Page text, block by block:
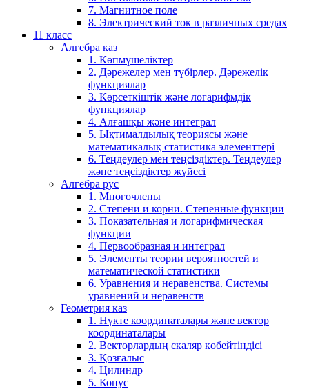
7. Магнитное поле
8. Электрический ток в различных средах
11 класс
Алгебра каз
1. Көпмүшеліктер
2. Дәрежелер мен түбірлер. Дәрежелік
функциялар
3. Көрсеткіштік және логарифмдік
функциялар
4. Алғашқы және интеграл
5. Ықтималдылық теориясы және
математикалық статистика элементтері
6. Теңдеулер мен теңсіздіктер. Теңдеулер
және теңсіздіктер жүйесі
Алгебра рус
1. Многочлены
2. Степени и корни. Степенные функции
3. Показательная и логарифмическая
функции
4. Первообразная и интеграл
5. Элементы теории вероятностей и
математической статистики
6. Уравнения и неравенства. Системы
уравнений и неравенств
Геометрия каз
1. Нүкте координаталары және вектор
координаталары
2. Векторлардың скаляр көбейтіндісі
3. Қозғалыс
4. Цилиндр
5. Конус